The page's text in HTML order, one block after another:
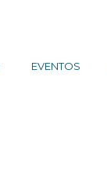
EVENTOS